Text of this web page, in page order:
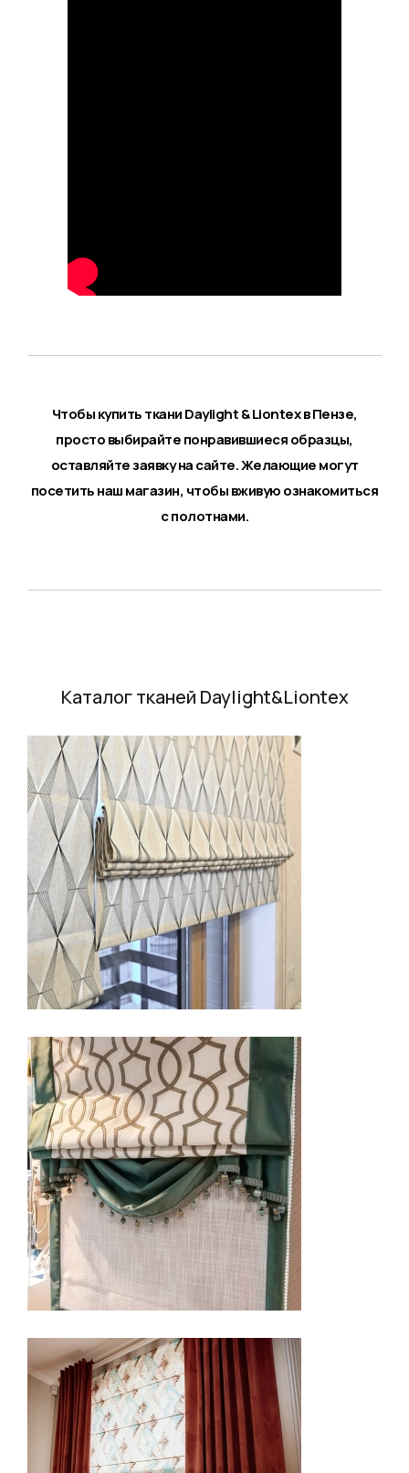
Чтобы купить ткани Daylight & Liontex в Пензе,
просто выбирайте понравившиеся образцы,
оставляйте заявку на сайте. Желающие могут
посетить наш магазин, чтобы вживую ознакомиться
с полотнами.
Каталог тканей Daylight&Liontex